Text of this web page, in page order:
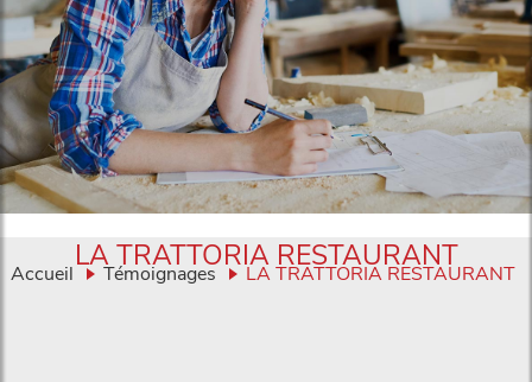
Accueil Témoignages LA TRATTORIA RESTAURANT
LA TRATTORIA RESTAURANT